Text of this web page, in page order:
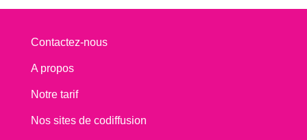
Contactez-nous
A propos
Notre tarif
Nos sites de codiffusion